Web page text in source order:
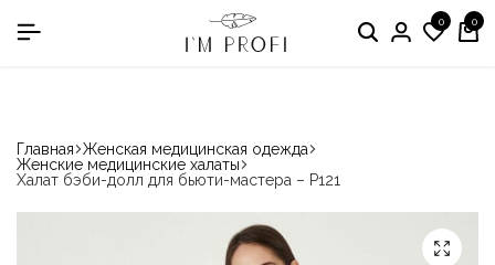
в номинации «Производитель медодежды» 0 0
Главная Женская медицинская одежда
Женские медицинские халаты
Халат бэби-долл для бьюти-мастера – P121